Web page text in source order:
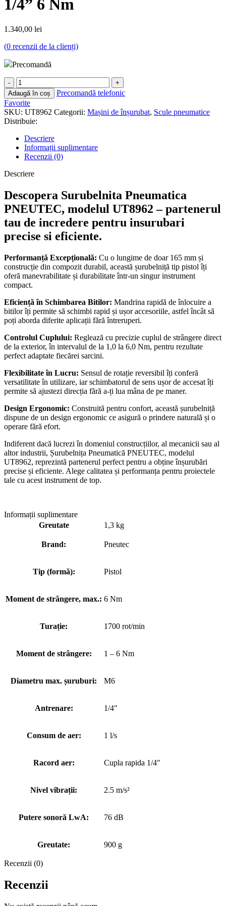
1/4” 6 Nm
1.340,00 lei
(0 recenzii de la clienți)
Precomandă
Cantitate
Surubelnita
Pneutec
UT8962,
1/4”
6
Nm
Adaugă în coș
Precomandă telefonic
Favorite
SKU: UT8962 Categorii: Mașini de înșurubat, Scule pneumatice
Distribuie:
Descriere
Informații suplimentare
Recenzii (0)
Descriere
Descopera Surubelnita Pneumatica
PNEUTEC, modelul UT8962 – partenerul
tau de incredere pentru insurubari
precise si eficiente.
Performanță Excepțională: Cu o lungime de doar 165 mm și
construcție din compozit durabil, această șurubelniță tip pistol îți
oferă manevrabilitate și durabilitate într-un singur instrument
compact.
Eficiență în Schimbarea Bitilor: Mandrina rapidă de înlocuire a
bitilor îți permite să schimbi rapid și ușor accesoriile, astfel încât să
poți aborda diferite aplicații fără întreruperi.
Controlul Cuplului: Reglează cu precizie cuplul de strângere direct
de la exterior, în intervalul de la 1,0 la 6,0 Nm, pentru rezultate
perfect adaptate fiecărei sarcini.
Flexibilitate în Lucru: Sensul de rotație reversibil îți conferă
versatilitate în utilizare, iar schimbatorul de sens ușor de accesat îți
permite să ajustezi direcția fără a-ți lua mâna de pe maner.
Design Ergonomic: Construită pentru confort, această șurubelniță
dispune de un design ergonomic ce asigură o prindere naturală și o
operare fără efort.
Indiferent dacă lucrezi în domeniul construcțiilor, al mecanicii sau al
altor industrii, Șurubelnița Pneumatică PNEUTEC, modelul
UT8962, reprezintă partenerul perfect pentru a obține înșurubări
precise și eficiente. Alege calitatea și performanța pentru proiectele
tale cu acest instrument de top.
Informații suplimentare
Greutate
1,3 kg
Brand: Pneutec
Tip (formă): Pistol
Moment de strângere, max.: 6 Nm
Turație: 1700 rot/min
Moment de strângere: 1 – 6 Nm
Diametru max. șuruburi: M6
Antrenare: 1/4"
Consum de aer: 1 l/s
Racord aer: Cupla rapida 1/4"
Nivel vibrații: 2.5 m/s²
Putere sonoră LwA: 76 dB
Greutate: 900 g
Recenzii (0)
Recenzii